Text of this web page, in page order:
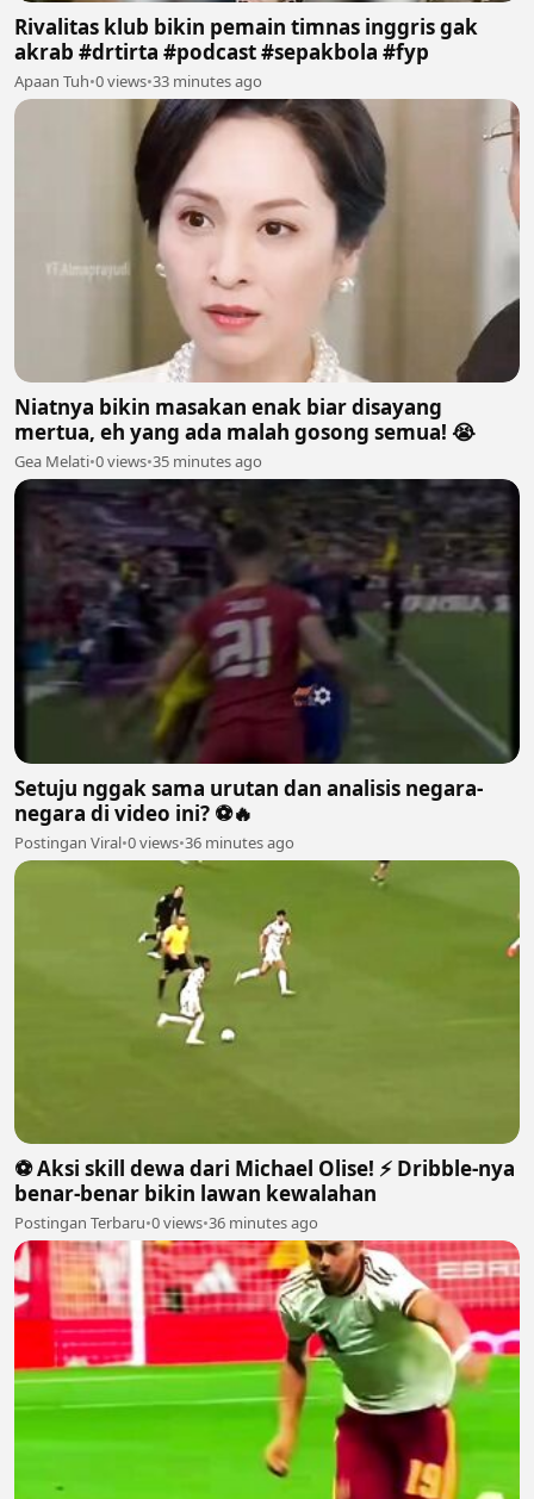
Rivalitas klub bikin pemain timnas inggris gak
akrab #drtirta #podcast #sepakbola #fyp
Apaan Tuh•0 views•33 minutes ago
Niatnya bikin masakan enak biar disayang
mertua, eh yang ada malah gosong semua! 😭
Gea Melati•0 views•35 minutes ago
Setuju nggak sama urutan dan analisis negara-
negara di video ini? ⚽🔥
Postingan Viral•0 views•36 minutes ago
⚽️ Aksi skill dewa dari Michael Olise! ⚡️ Dribble-nya
benar-benar bikin lawan kewalahan
Postingan Terbaru•0 views•36 minutes ago